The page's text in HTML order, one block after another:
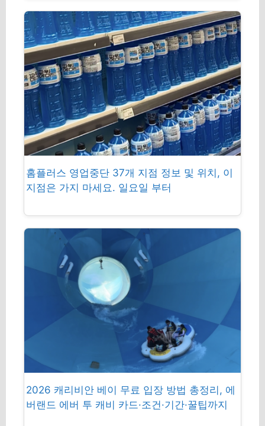
홈플러스 영업중단 37개 지점 정보 및 위치, 이
지점은 가지 마세요. 일요일 부터
2026 캐리비안 베이 무료 입장 방법 총정리, 에
버랜드 에버 투 캐비 카드·조건·기간·꿀팁까지